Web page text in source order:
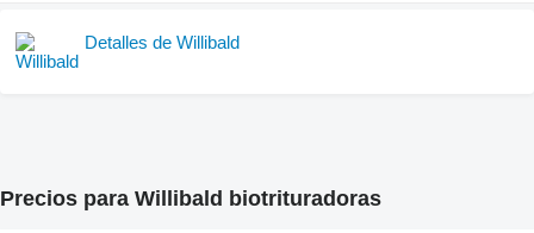
Detalles de Willibald
Precios para Willibald biotrituradoras